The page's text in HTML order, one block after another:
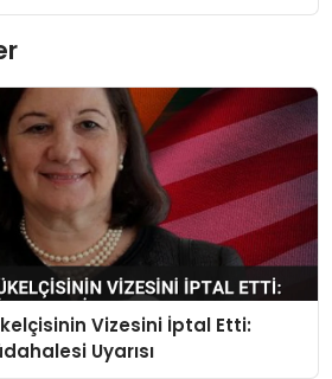
Vizesini İptal Etti:
Uyarısı